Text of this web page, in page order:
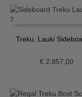
Treku, Lauki
€2.857,00